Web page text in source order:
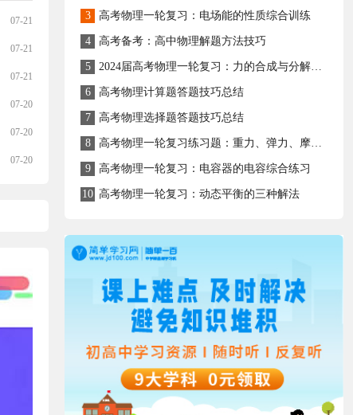
07-21
07-21
07-21
07-20
07-20
07-20
3 高考物理一轮复习：电场能的性质综合训练
4 高考备考：高中物理解题方法技巧
5 2024届高考物理一轮复习：力的合成与分解备考必刷卷
6 高考物理计算题答题技巧总结
7 高考物理选择题答题技巧总结
8 高考物理一轮复习练习题：重力、弹力、摩擦力
9 高考物理一轮复习：电容器的电容综合练习
10 高考物理一轮复习：动态平衡的三种解法